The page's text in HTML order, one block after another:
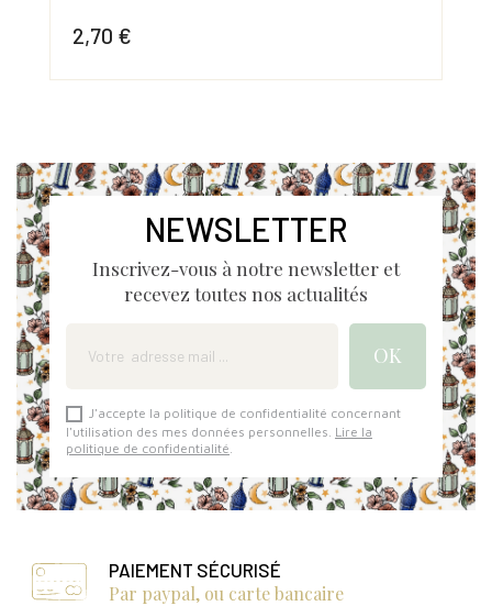
2,70 €
NEWSLETTER
Inscrivez-vous à notre newsletter et
recevez toutes nos actualités
J'accepte la politique de confidentialité concernant
l'utilisation des mes données personnelles. Lire la
politique de confidentialité
PAIEMENT SÉCURISÉ
Par paypal, ou carte bancaire